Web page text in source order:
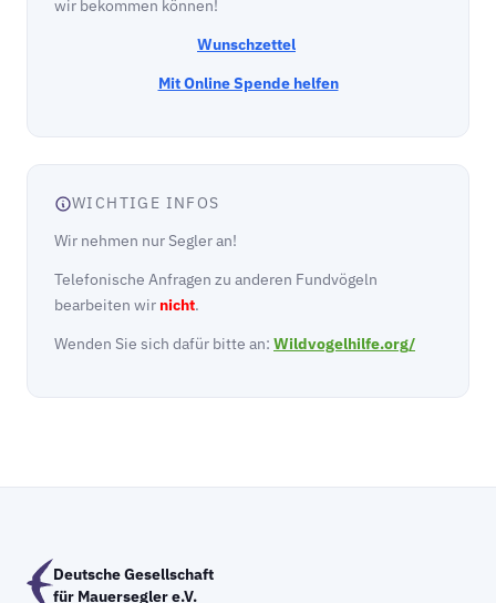
wir bekommen können!
Wunschzettel
Mit Online Spende helfen
WICHTIGE INFOS
Wir nehmen nur Segler an!
Telefonische Anfragen zu anderen Fundvögeln
bearbeiten wir nicht.
Wenden Sie sich dafür bitte an: Wildvogelhilfe.org/
Deutsche Gesellschaft
für Mauersegler e.V.